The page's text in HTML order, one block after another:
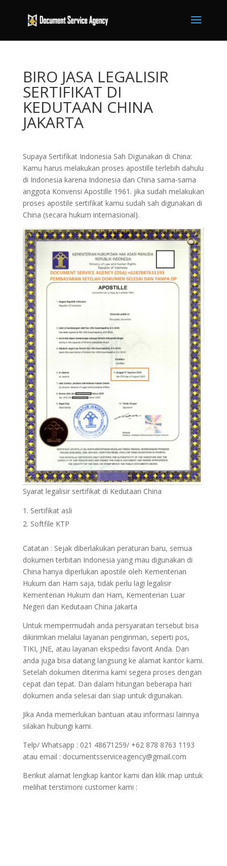
BIRO JASA LEGALISIR
SERTIFIKAT DI
KEDUTAAN CHINA
JAKARTA
Supaya Sertifikat Indonesia Sah Digunakan di China:
Kamu harus melakukan proses apostille terlebih dahulu
di Indonesia karena Indonesia dan China sama-sama
anggota Konvensi Apostille 1961. jika sudah melakukan
proses apostile sertifikat kamu sudah sah digunakan di
China (secara hukum internasional).
Syarat legalisir sertifikat di Kedutaan China
Sertifikat asli
Softfile KTP
Catatan : Sejak diberlakukan peraturan baru, semua
dokumen terbitan Indonesia yang mau digunakan di
China hanya diperlukan apostile oleh Kementerian
Hukum dan Ham saja, tidak perlu lagi legalisir
Kementerian Hukum dan Ham, Kementerian Luar
Negeri dan Kedutaan China Jakarta
Untuk mempermudah anda persyaratan tersebut bisa
dikirimkan melalui layanan pengiriman, seperti pos,
TIKI, JNE, atau layanan ekspedisi favorit Anda. Dan
anda juga bisa datang langsung ke alamat kantor kami.
Setelah dokumen diterima kami segera proses dengan
cepat dan tepat. Dan dalam hitungan beberapa hari
dokumen anda selesai dan siap untuk digunakan.
Jika Anda memerlukan bantuan atau informasi lainnya
silakan hubungi kami.
Telp/ Whatsapp : 021 48671259/ +62 878 8763 1193
atau email : documentsserviceagency@gmail.com
Berikut alamat lengkap kantor kami dan klik map untuk
melihat terstimoni customer kami :